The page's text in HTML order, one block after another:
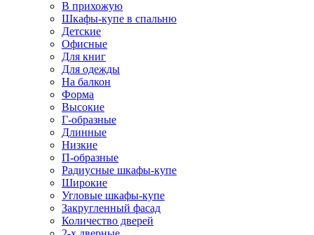
В прихожую
Шкафы-купе в спальню
Детские
Офисные
Для книг
Для одежды
На балкон
Форма
Высокие
Г-образные
Длинные
Низкие
П-образные
Радиусные шкафы-купе
Широкие
Угловые шкафы-купе
Закругленный фасад
Количество дверей